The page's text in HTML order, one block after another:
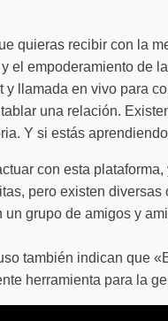
quieras recibir con la
el empoderamiento de
y llamada en vivo para
una relación.
Y si estás
con esta
pero existen
grupo de amigos y
también indican que
herramienta para la